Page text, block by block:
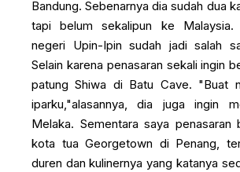
Bandung. Sebenarnya dia sudah dua
tapi belum sekalipun ke Malaysia.
negeri Upin-Ipin sudah jadi salah
Selain karena penasaran sekali ingin
patung Shiwa di Batu Cave. "Buat
iparku,"alasannya, dia juga ingin
Melaka. Sementara saya penasaran
kota tua Georgetown di Penang,
duren dan kulinernya yang katanya